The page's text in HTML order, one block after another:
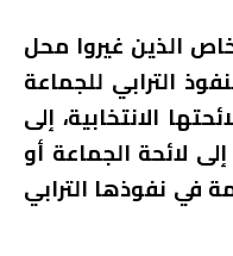
الذين غيروا محل
الترابي للجماعة
الانتخابية، إلى
لائحة الجماعة أو
في نفوذها الترابي